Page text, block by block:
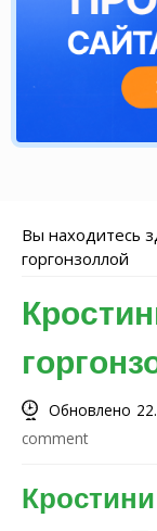
Вы находитесь
горгонзоллой
Обновлено
comment